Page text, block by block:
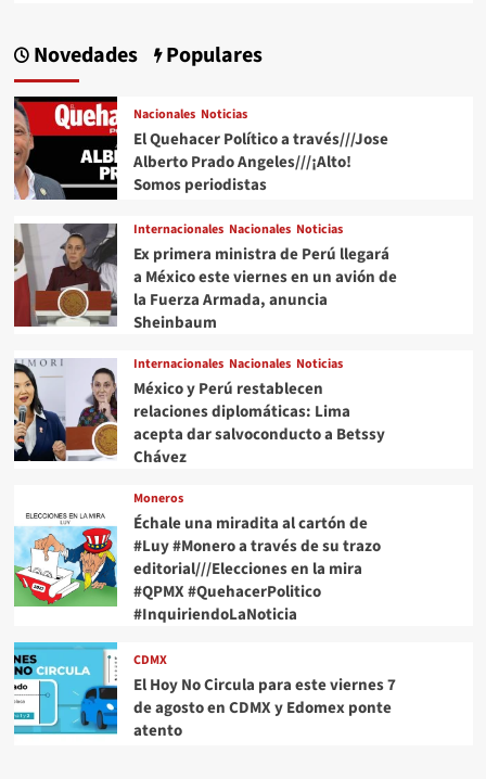
Novedades Populares
Nacionales Noticias
El Quehacer Político a través///Jose
Alberto Prado Angeles///¡Alto!
Somos periodistas
Internacionales Nacionales Noticias
Ex primera ministra de Perú llegará
a México este viernes en un avión de
la Fuerza Armada, anuncia
Sheinbaum
Internacionales Nacionales Noticias
México y Perú restablecen
relaciones diplomáticas: Lima
acepta dar salvoconducto a Betssy
Chávez
Moneros
Échale una miradita al cartón de
#Luy #Monero a través de su trazo
editorial///Elecciones en la mira
#QPMX #QuehacerPolitico
#InquiriendoLaNoticia
CDMX
El Hoy No Circula para este viernes 7
de agosto en CDMX y Edomex ponte
atento